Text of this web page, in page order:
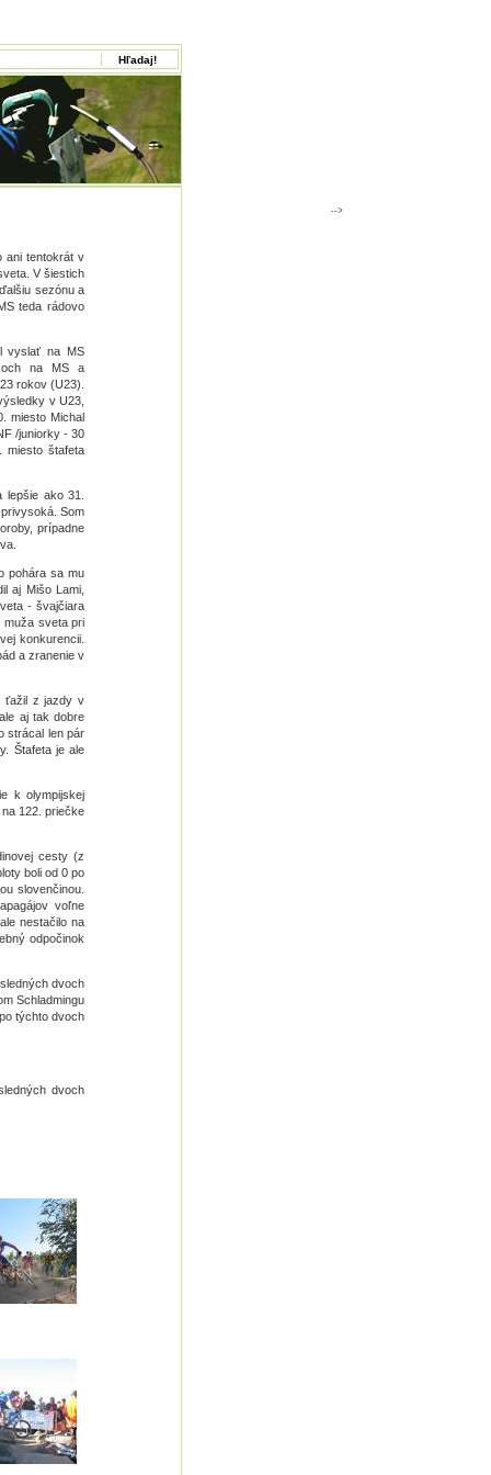
ani tentokrát v
V šiestich
sezónu a
teda rádovo
vyslať na MS
na MS a
rokov (U23).
v U23,
miesto Michal
/juniorky - 30
miesto štafeta
ako 31.
Som
prípadne
pohára sa mu
aj Mišo Lami,
- švajčiara
muža sveta pri
konkurencii.
a zranenie v
ťažil z jazdy v
aj tak dobre
strácal len pár
Štafeta je ale
k olympijskej
122. priečke
cesty (z
boli od 0 po
slovenčinou.
voľne
nestačilo na
odpočinok
dvoch
Schladmingu
týchto dvoch
dvoch
-->